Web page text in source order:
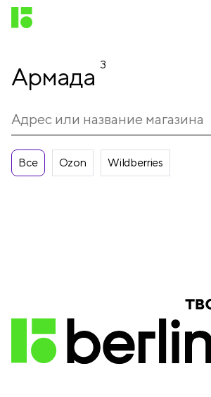
Армада 3
Все Ozon Wildberries